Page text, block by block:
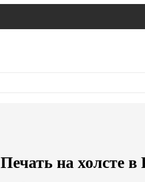
Печать на холсте